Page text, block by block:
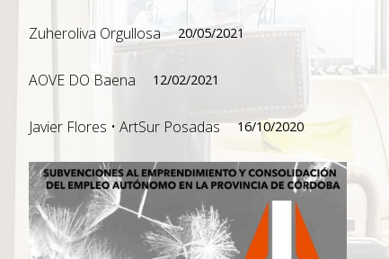
Zuheroliva Orgullosa 20/05/2021
AOVE DO Baena 12/02/2021
Javier Flores • ArtSur Posadas 16/10/2020